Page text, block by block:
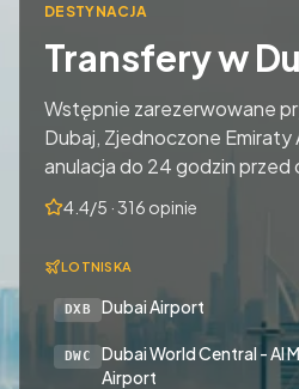
DESTYNACJA
Transfery w
Wstępnie zarezerwowane
Dubaj, Zjednoczone Emiraty
anulacja do 24 godzin przed
4.4/5 · 316 opinie
LOTNISKA
DXB Dubai Airport
DWC
Dubai World Central - Al
Airport